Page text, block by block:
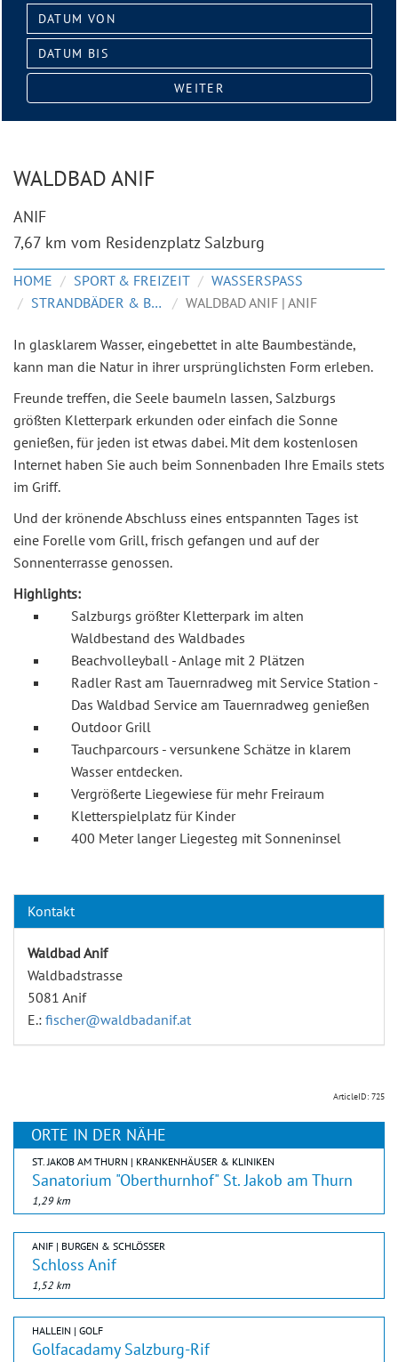
Datum
von:
Datum
bis:
WEITER
WALDBAD ANIF
ANIF
7,67 km vom Residenzplatz Salzburg
HOME SPORT & FREIZEIT
WASSERSPASS
STRANDBÄDER & BADESEEN
WALDBAD ANIF | ANIF
In glasklarem Wasser, eingebettet in alte Baumbestände,
kann man die Natur in ihrer ursprünglichsten Form erleben.
Freunde treffen, die Seele baumeln lassen, Salzburgs
größten Kletterpark erkunden oder einfach die Sonne
genießen, für jeden ist etwas dabei. Mit dem kostenlosen
Internet haben Sie auch beim Sonnenbaden Ihre Emails stets
im Griff.
Und der krönende Abschluss eines entspannten Tages ist
eine Forelle vom Grill, frisch gefangen und auf der
Sonnenterrasse genossen.
Highlights:
Salzburgs größter Kletterpark im alten
Waldbestand des Waldbades
Beachvolleyball - Anlage mit 2 Plätzen
Radler Rast am Tauernradweg mit Service Station -
Das Waldbad Service am Tauernradweg genießen
Outdoor Grill
Tauchparcours - versunkene Schätze in klarem
Wasser entdecken.
Vergrößerte Liegewiese für mehr Freiraum
Kletterspielplatz für Kinder
400 Meter langer Liegesteg mit Sonneninsel
Kontakt
Waldbad Anif
Waldbadstrasse
5081 Anif
E.: fischer@waldbadanif.at
ArticleID: 725
ORTE IN DER NÄHE
ST. JAKOB AM THURN | KRANKENHÄUSER & KLINIKEN
Sanatorium "Oberthurnhof" St. Jakob am Thurn
1,29 km
ANIF | BURGEN & SCHLÖSSER
Schloss Anif
1,52 km
HALLEIN | GOLF
Golfacadamy Salzburg-Rif